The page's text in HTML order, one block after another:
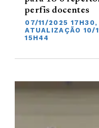
perfis docentes
07/11/2025 17H30,
ATUALIZAÇÃO 10/
15H44